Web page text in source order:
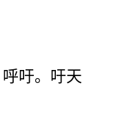
吁。吁天